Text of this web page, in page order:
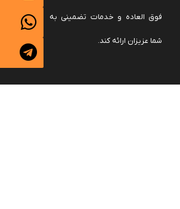
فوق العاده و خدمات تضمینی به
شما عزیزان ارائه کند.